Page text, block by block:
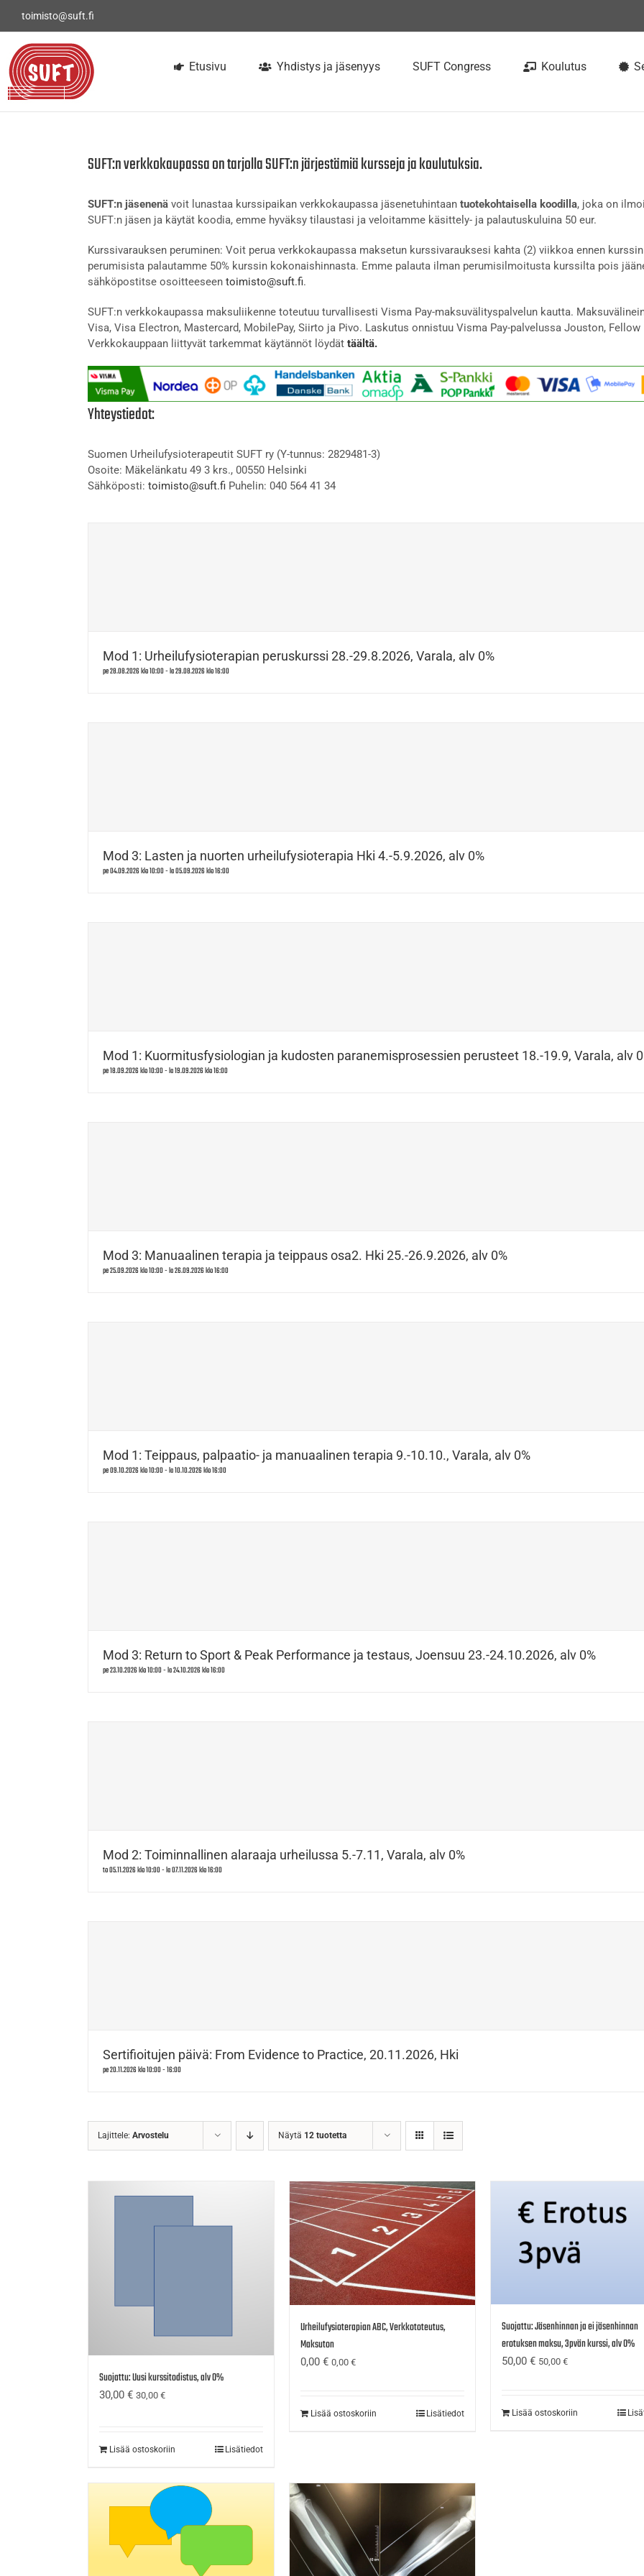
toimisto@suft.fi
Etusivu Yhdistys ja jäsenyys SUFT Congress Koulutus
SUFT:n verkkokaupassa on tarjolla SUFT:n järjestämiä kursseja ja koulutuksia.
SUFT:n jäsenenä voit lunastaa kurssipaikan verkkokaupassa jäsenetuhintaan tuotekohtaisella koodilla, joka on
SUFT:n jäsen ja käytät koodia, emme hyväksy tilaustasi ja veloitamme käsittely- ja palautuskuluina 50 eur.
Kurssivarauksen peruminen: Voit perua verkkokaupassa maksetun kurssivarauksesi kahta (2) viikkoa ennen
perumisista palautamme 50% kurssin kokonaishinnasta. Emme palauta ilman perumisilmoitusta kurssilta pois
sähköpostitse osoitteeseen toimisto@suft.fi.
SUFT:n verkkokaupassa maksuliikenne toteutuu turvallisesti Visma Pay-maksuvälityspalvelun kautta.
Visa, Visa Electron, Mastercard, MobilePay, Siirto ja Pivo. Laskutus onnistuu Visma Pay-palvelussa Jouston,
Verkkokauppaan liittyvät tarkemmat käytännöt löydät täältä.
Yhteystiedot:
Suomen Urheilufysioterapeutit SUFT ry (Y-tunnus: 2829481-3)
Osoite: Mäkelänkatu 49 3 krs., 00550 Helsinki
Sähköposti: toimisto@suft.fi Puhelin: 040 564 41 34
Mod 1: Urheilufysioterapian peruskurssi 28.-29.8.2026, Varala, alv 0%
pe 28.08.2026 klo 10:00-la 29.08.2026 klo 16:00
Mod 3: Lasten ja nuorten urheilufysioterapia Hki 4.-5.9.2026, alv 0%
pe 04.09.2026 klo 10:00-la 05.09.2026 klo 16:00
Mod 1: Kuormitusfysiologian ja kudosten paranemisprosessien perusteet 18.-19.9, Varala, alv
pe 18.09.2026 klo 10:00-la 19.09.2026 klo 16:00
Mod 3: Manuaalinen terapia ja teippaus osa2. Hki 25.-26.9.2026, alv 0%
pe 25.09.2026 klo 10:00-la 26.09.2026 klo 16:00
Mod 1: Teippaus, palpaatio- ja manuaalinen terapia 9.-10.10., Varala, alv 0%
pe 09.10.2026 klo 10:00-la 10.10.2026 klo 16:00
Mod 3: Return to Sport & Peak Performance ja testaus, Joensuu 23.-24.10.2026, alv 0%
pe 23.10.2026 klo 10:00-la 24.10.2026 klo 16:00
Mod 2: Toiminnallinen alaraaja urheilussa 5.-7.11, Varala, alv 0%
to 05.11.2026 klo 10:00-la 07.11.2026 klo 16:00
Sertifioitujen päivä: From Evidence to Practice, 20.11.2026, Hki
pe 20.11.2026 klo 10:00-16:00
Lajittele: Arvostelu Näytä 12 tuotetta
Suojattu: Uusi kurssitodistus, alv 0%
30,00 € 30,00 €
Lisää ostoskoriin Lisätiedot
Urheilufysioterapian ABC, Verkkototeutus,
Maksuton
0,00 € 0,00 €
Lisää ostoskoriin Lisätiedot
Suojattu: Jäsenhinnan ja ei jäsenhinnan
erotuksen maksu, 3pvän kurssi, alv 0%
50,00 € 50,00 €
Lisää ostoskoriin